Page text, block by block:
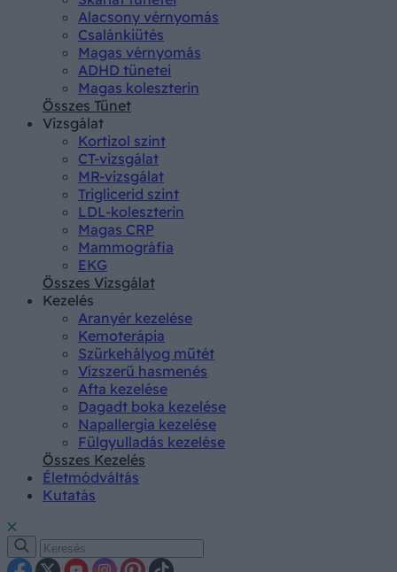
Alacsony vérnyomás
Csalánkiütés
Magas vérnyomás
ADHD tünetei
Magas koleszterin
Összes Tünet
Vizsgálat
Kortizol szint
CT-vizsgálat
MR-vizsgálat
Triglicerid szint
LDL-koleszterin
Magas CRP
Mammográfia
EKG
Összes Vizsgálat
Kezelés
Aranyér kezelése
Kemoterápia
Szürkehályog műtét
Vízszerű hasmenés
Afta kezelése
Dagadt boka kezelése
Napallergia kezelése
Fülgyulladás kezelése
Összes Kezelés
Életmódváltás
Kutatás